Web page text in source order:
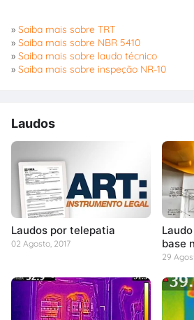
» Saiba mais sobre TRT
» Saiba mais sobre NBR 5410
» Saiba mais sobre laudo técnico
» Saiba mais sobre inspeção NR-10
Laudos
Laudos por telepatia
02 Agosto, 2017
base
29